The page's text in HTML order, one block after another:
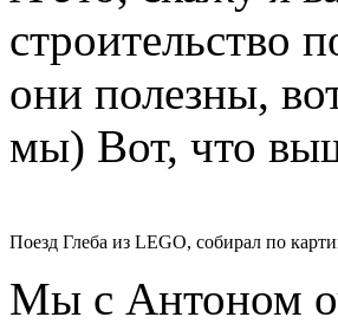
строительство
они полезны,
мы) Вот, что
Поезд Глеба из LEGO, собирал по
Мы с Антоном